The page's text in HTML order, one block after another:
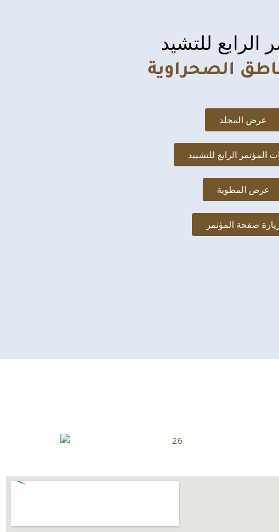
الرابع للتشيد
الصحراوية
عرض المجلد
المؤتمر الرابع للتشييد
عرض المطوية
صفحة المؤتمر